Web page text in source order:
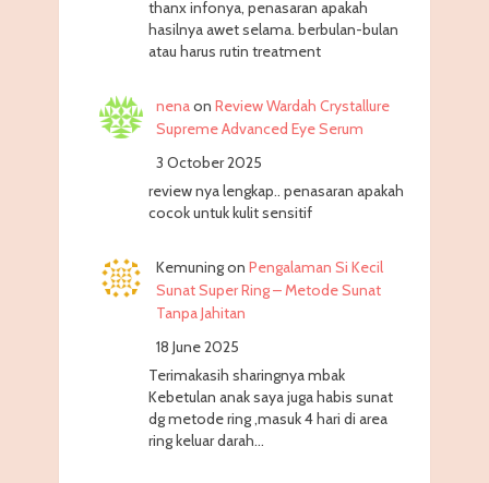
thanx infonya, penasaran apakah
hasilnya awet selama. berbulan-bulan
atau harus rutin treatment
nenaon Review Wardah Crystallure
Supreme Advanced Eye Serum
3 October 2025
review nya lengkap.. penasaran apakah
cocok untuk kulit sensitif
Kemuningon Pengalaman Si Kecil
Sunat Super Ring – Metode Sunat
Tanpa Jahitan
18 June 2025
Terimakasih sharingnya mbak
Kebetulan anak saya juga habis sunat
dg metode ring ,masuk 4 hari di area
ring keluar darah…